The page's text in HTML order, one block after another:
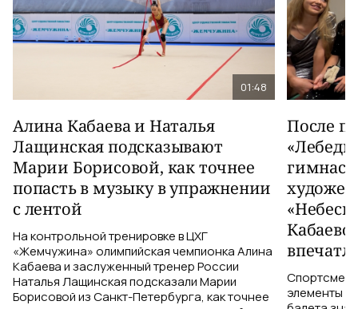
01:48
Алина Кабаева и Наталья
Лащинская подсказывают
Марии Борисовой, как точнее
попасть в музыку в упражнении
с лентой
На контрольной тренировке в ЦХГ
«Жемчужина» олимпийская чемпионка Алина
Кабаева и заслуженный тренер России
Наталья Лащинская подсказали Марии
Борисовой из Санкт-Петербурга, как точнее
После
элементы